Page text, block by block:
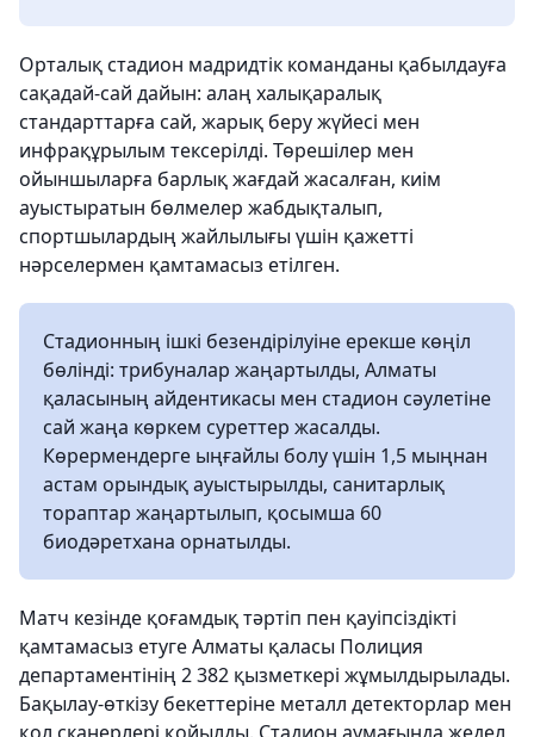
Орталық стадион мадридтік команданы қабылдауға
сақадай-сай дайын: алаң халықаралық
стандарттарға сай, жарық беру жүйесі мен
инфрақұрылым тексерілді. Төрешілер мен
ойыншыларға барлық жағдай жасалған, киім
ауыстыратын бөлмелер жабдықталып,
спортшылардың жайлылығы үшін қажетті
нәрселермен қамтамасыз етілген.
Стадионның ішкі безендірілуіне ерекше көңіл
бөлінді: трибуналар жаңартылды, Алматы
қаласының айдентикасы мен стадион сәулетіне
сай жаңа көркем суреттер жасалды.
Көрермендерге ыңғайлы болу үшін 1,5 мыңнан
астам орындық ауыстырылды, санитарлық
тораптар жаңартылып, қосымша 60
биодәретхана орнатылды.
Матч кезінде қоғамдық тәртіп пен қауіпсіздікті
қамтамасыз етуге Алматы қаласы Полиция
департаментінің 2 382 қызметкері жұмылдырылады.
Бақылау-өткізу бекеттеріне металл детекторлар мен